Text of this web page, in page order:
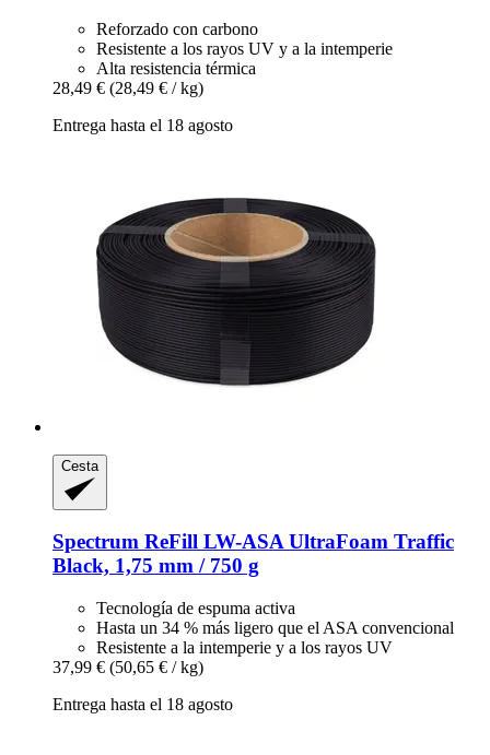
Reforzado con carbono
Resistente a los rayos UV y a la intemperie
Alta resistencia térmica
28,49 € (28,49 € / kg)
Entrega hasta el 18 agosto
Cesta
Spectrum ReFill LW-​ASA UltraFoam Traffic
Black, 1,75 mm / 750 g
Tecnología de espuma activa
Hasta un 34 % más ligero que el ASA convencional
Resistente a la intemperie y a los rayos UV
37,99 € (50,65 € / kg)
Entrega hasta el 18 agosto